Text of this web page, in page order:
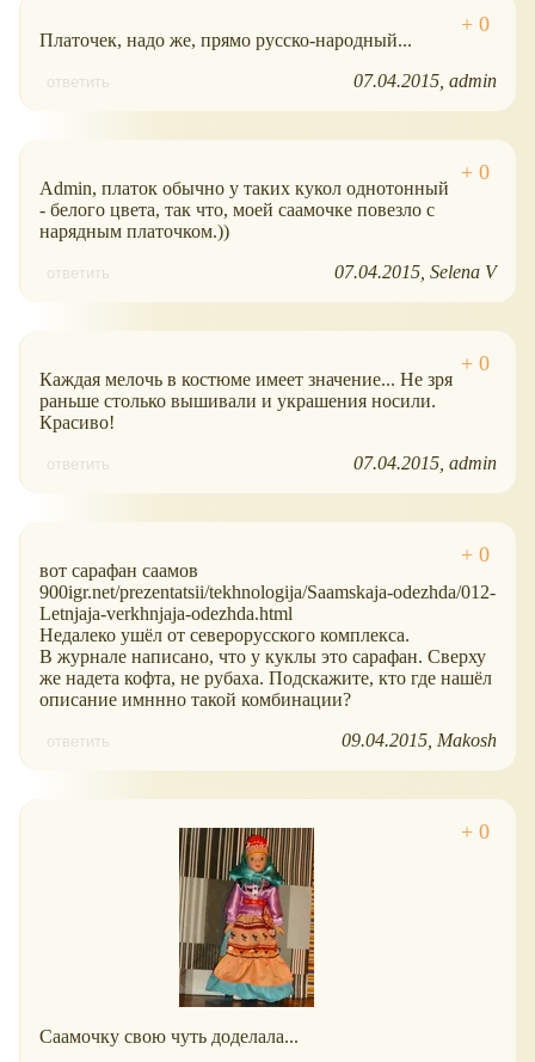
Платочек, надо же, прямо русско-народный...
ответить 07.04.2015 admin
Admin, платок обычно у таких кукол однотонный
- белого цвета, так что, моей саамочке повезло с
нарядным платочком.))
ответить 07.04.2015 Selena V
Каждая мелочь в костюме имеет значение... Не зря
раньше столько вышивали и украшения носили.
Красиво!
ответить 07.04.2015 admin
вот сарафан саамов
900igr.net/prezentatsii/tekhnologija/Saamskaja-odezhda/012-
Letnjaja-verkhnjaja-odezhda.html
Недалеко ушёл от северорусского комплекса.
В журнале написано, что у куклы это сарафан. Сверху
же надета кофта, не рубаха. Подскажите, кто где нашёл
описание имннно такой комбинации?
ответить 09.04.2015 Makosh
Саамочку свою чуть доделала...